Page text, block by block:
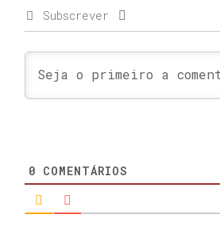
Subscrever
0 COMENTÁRIOS